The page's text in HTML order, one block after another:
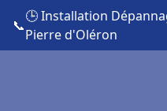
📞
🕒 Installation
Pierre d'Oléron